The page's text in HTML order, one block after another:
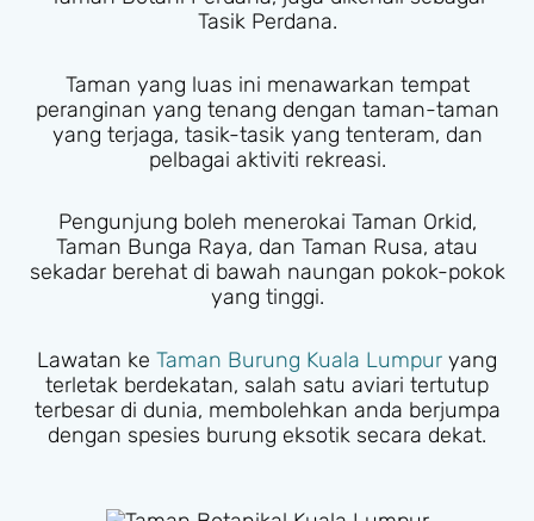
Tasik Perdana.
Taman yang luas ini menawarkan tempat
peranginan yang tenang dengan taman-taman
yang terjaga, tasik-tasik yang tenteram, dan
pelbagai aktiviti rekreasi.
Pengunjung boleh menerokai Taman Orkid,
Taman Bunga Raya, dan Taman Rusa, atau
sekadar berehat di bawah naungan pokok-pokok
yang tinggi.
Lawatan ke Taman Burung Kuala Lumpur yang
terletak berdekatan, salah satu aviari tertutup
terbesar di dunia, membolehkan anda berjumpa
dengan spesies burung eksotik secara dekat.